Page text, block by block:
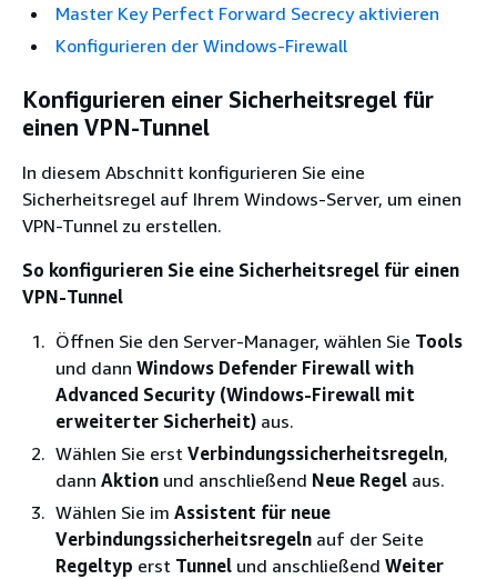
Master Key Perfect Forward Secrecy aktivieren
Konfigurieren der Windows-Firewall
Konfigurieren einer Sicherheitsregel für
einen VPN-Tunnel
In diesem Abschnitt konfigurieren Sie eine
Sicherheitsregel auf Ihrem Windows-Server, um einen
VPN-Tunnel zu erstellen.
So konfigurieren Sie eine Sicherheitsregel für einen
VPN-Tunnel
Öffnen Sie den Server-Manager, wählen Sie Tools
und dann Windows Defender Firewall with
Advanced Security (Windows-Firewall mit
erweiterter Sicherheit) aus.
Wählen Sie erst Verbindungssicherheitsregeln,
dann Aktion und anschließend Neue Regel aus.
Wählen Sie im Assistent für neue
Verbindungssicherheitsregeln auf der Seite
Regeltyp erst Tunnel und anschließend Weiter